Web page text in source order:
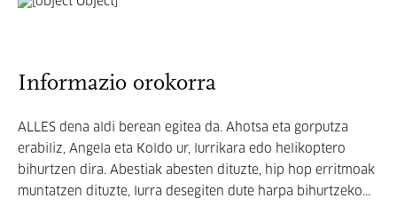
Informazio orokorra
ALLES dena aldi berean egitea da. Ahotsa eta gorputza
erabiliz, Angela eta Koldo ur, lurrikara edo helikoptero
bihurtzen dira. Abestiak abesten dituzte, hip hop erritmoak
muntatzen dituzte, lurra desegiten dute harpa bihurtzeko...